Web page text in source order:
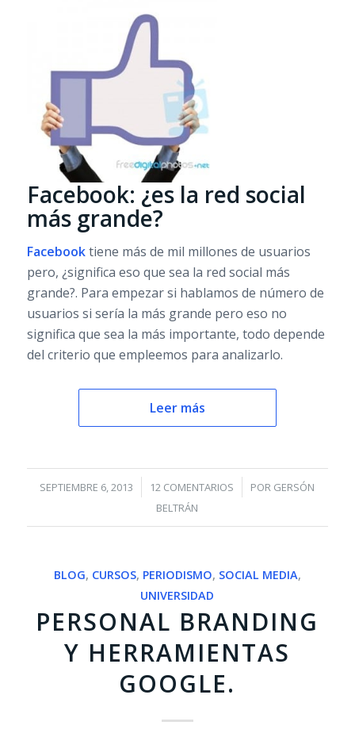
Facebook: ¿es la red social
más grande?
Facebooktiene más de mil millones de usuarios
pero, ¿significa eso que sea la red social más
grande?. Para empezar si hablamos de número de
usuarios si sería la más grande pero eso no
significa que sea la más importante, todo depende
del criterio que empleemos para analizarlo.
Leer más
SEPTIEMBRE 6, 2013
/ 12 COMENTARIOS
/ POR GERSÓN
BELTRÁN
BLOG, CURSOS, PERIODISMO, SOCIAL MEDIA,
UNIVERSIDAD
PERSONAL BRANDING
Y HERRAMIENTAS
GOOGLE.